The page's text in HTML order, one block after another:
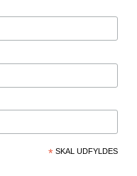
* SKAL UDFYLDES